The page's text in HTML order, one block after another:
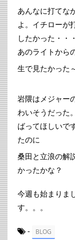
あんなに打てな
よ。イチローが
したかった・・・
あのライトから
生で見たかった
岩隈はメジャー
わいそうだった
ばってほしいで
たのに
桑田と立浪の解
かったかな？
今週も始まりま
す。。。
- BLOG